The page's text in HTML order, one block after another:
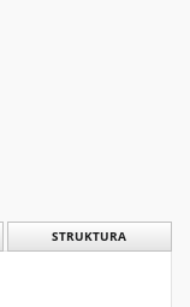
STRUKTURA